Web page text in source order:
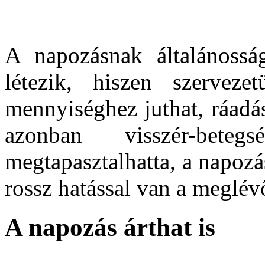
A napozásnak
létezik, hiszen
mennyiséghez juthat,
azonban visszér-
megtapasztalhatta, a
rossz hatással van a
A napozás árthat is